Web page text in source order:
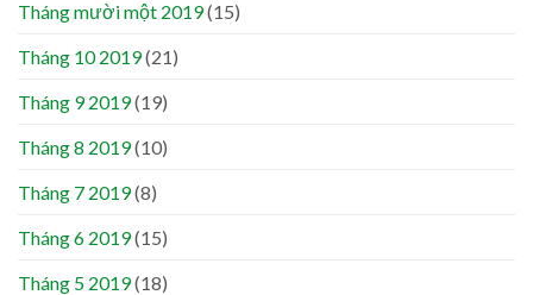
Tháng mười một 2019(15)
Tháng 10 2019(21)
Tháng 9 2019(19)
Tháng 8 2019(10)
Tháng 7 2019(8)
Tháng 6 2019(15)
Tháng 5 2019(18)